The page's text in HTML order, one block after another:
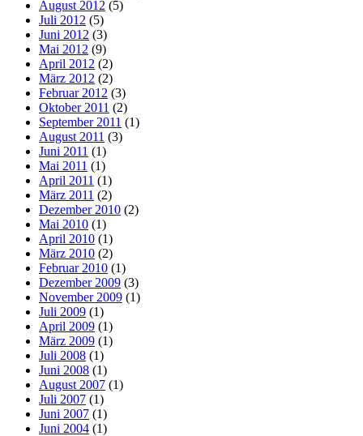
August 2012 (5)
Juli 2012 (5)
Juni 2012 (3)
Mai 2012 (9)
April 2012 (2)
März 2012 (2)
Februar 2012 (3)
Oktober 2011 (2)
September 2011 (1)
August 2011 (3)
Juni 2011 (1)
Mai 2011 (1)
April 2011 (1)
März 2011 (2)
Dezember 2010 (2)
Mai 2010 (1)
April 2010 (1)
März 2010 (2)
Februar 2010 (1)
Dezember 2009 (3)
November 2009 (1)
Juli 2009 (1)
April 2009 (1)
März 2009 (1)
Juli 2008 (1)
Juni 2008 (1)
August 2007 (1)
Juli 2007 (1)
Juni 2007 (1)
Juni 2004 (1)